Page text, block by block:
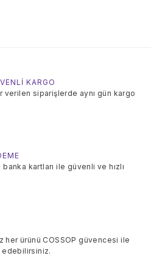
KARGO
verilen siparişlerde aynı gün kargo
kartları ile güvenli ve hızlı
her ürünü COSSOP güvencesi ile